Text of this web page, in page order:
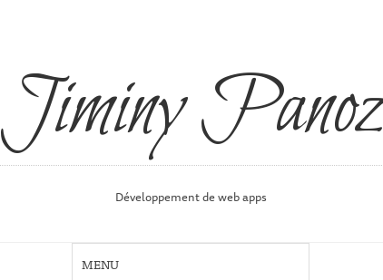
Jiminy Panoz
Développement de web apps